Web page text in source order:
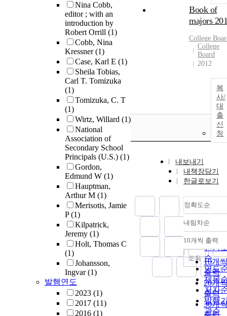
Nina Cobb,
editor ; with an
introduction by
Robert Orrill (1)
Cobb, Nina
Kressner(1)
Case, Karl E (1)
Sheila Tobias,
Carl T. Tomizuka
(1)
Tomizuka, C. T
(1)
Wirtz, Willard (1)
National
Association of
Secondary School
Principals (U.S.) (1)
Gordon,
Edmund W (1)
Hauptman,
Arthur M (1)
Merisotis, Jamie
P(1)
Kilpatrick,
Jeremy (1)
Holt, Thomas C
(1)
Johansson,
Ingvar(1)
발행연도
2023 (1)
2017 (11)
2016 (1)
Book of
majors
College
College
Board
2012
복
사/
대
출
신
청
내보내기
내책장담기
한글로보기
정확도순
정확
순
인기
순
연도
제목
저자
발행
관순
내림차순
내림
10개씩 출력
10개
출력
20개
출력
30개
조회